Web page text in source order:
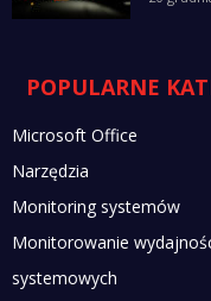
POPULARNE
Microsoft Office
Narzędzia
Monitoring systemów
Monitorowanie
systemowych